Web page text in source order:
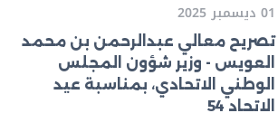
01 ديسمبر 2025
تصريح معالي عبدالرحمن بن محمد
العويس - وزير شؤون المجلس
الوطني الاتحادي، بمناسبة عيد
الاتحاد 54